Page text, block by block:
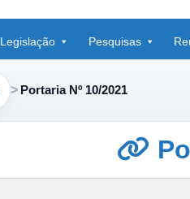
Legislação Pesquisas
Portaria Nº 10/2021